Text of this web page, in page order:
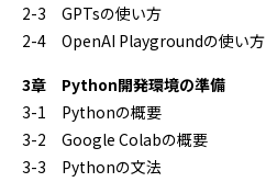
2-3 GPTsの使い方
2-4 OpenAI Playgroundの使い方
3章 Python開発環境の準備
3-1 Pythonの概要
3-2 Google Colabの概要
3-3 Pythonの文法